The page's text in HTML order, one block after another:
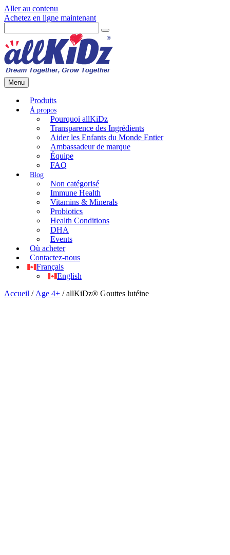
Aller au contenu
Achetez en ligne maintenant
Menu
Produits
Pourquoi allKiDz
Transparence des Ingrédients
Aider les Enfants du Monde Entier
Ambassadeur de marque
Équipe
FAQ
Non catégorisé
Immune Health
Vitamins & Minerals
Probiotics
Health Conditions
DHA
Events
Où acheter
Contactez-nous
Français
English
Accueil / Age 4+ / allKiDz® Gouttes lutéine